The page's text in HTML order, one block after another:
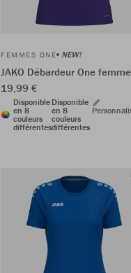
FEMMES ONE NEW!
JAKO Débardeur One
19,99 €
Disponible
en 8
couleurs
différentes
Disponible
en 8
couleurs
différentes